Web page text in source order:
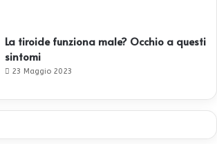
La tiroide funziona male? Occhio a questi
sintomi
23 Maggio 2023